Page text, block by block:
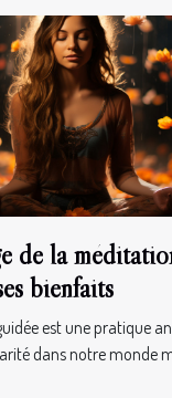
de la
bienfaits
est une pratique
dans notre monde